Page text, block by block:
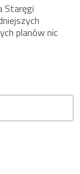
Staręgi
planów nic